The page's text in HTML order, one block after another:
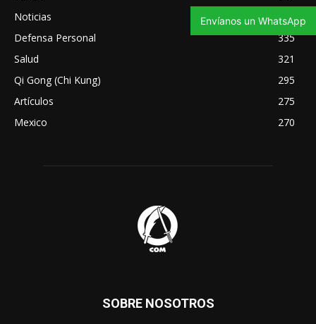
Noticias
343
Defensa Personal
335
Salud
321
Qi Gong (Chi Kung)
295
Artículos
275
Mexico
270
SOBRE NOSOTROS
Envíanos un WhatsApp